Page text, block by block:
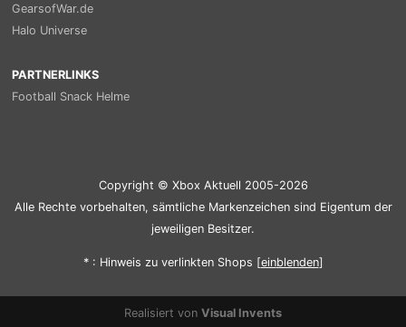
GearsofWar.de
Halo Universe
PARTNERLINKS
Football Snack Helme
Copyright © Xbox Aktuell 2005-2026
Alle Rechte vorbehalten, sämtliche Markenzeichen sind Eigentum der
jeweiligen Besitzer.
* : Hinweis zu verlinkten Shops [einblenden]
Realisiert von Visual Invents